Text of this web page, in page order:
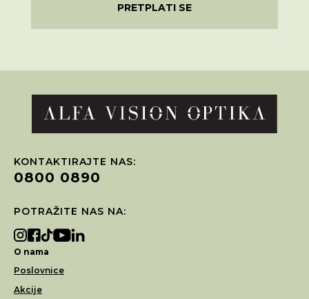
PRETPLATI SE
KONTAKTIRAJTE NAS:
0800 0890
POTRAŽITE NAS NA:
O nama
Poslovnice
Akcije